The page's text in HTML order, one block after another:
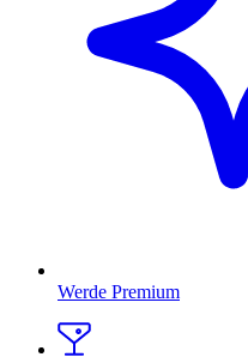
Werde Premium